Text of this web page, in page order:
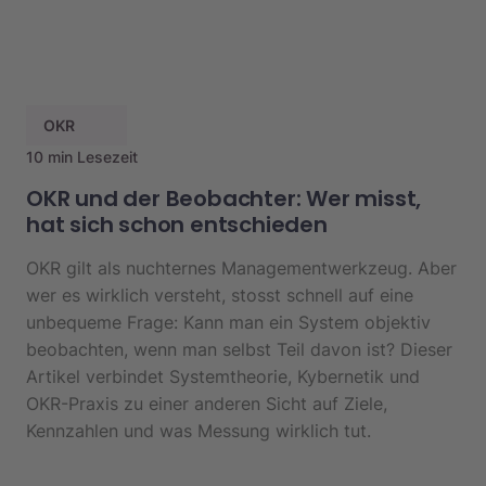
OKR
10 min Lesezeit
OKR und der Beobachter: Wer misst,
hat sich schon entschieden
OKR gilt als nuchternes Managementwerkzeug. Aber
wer es wirklich versteht, stosst schnell auf eine
unbequeme Frage: Kann man ein System objektiv
beobachten, wenn man selbst Teil davon ist? Dieser
Artikel verbindet Systemtheorie, Kybernetik und
OKR-Praxis zu einer anderen Sicht auf Ziele,
Kennzahlen und was Messung wirklich tut.